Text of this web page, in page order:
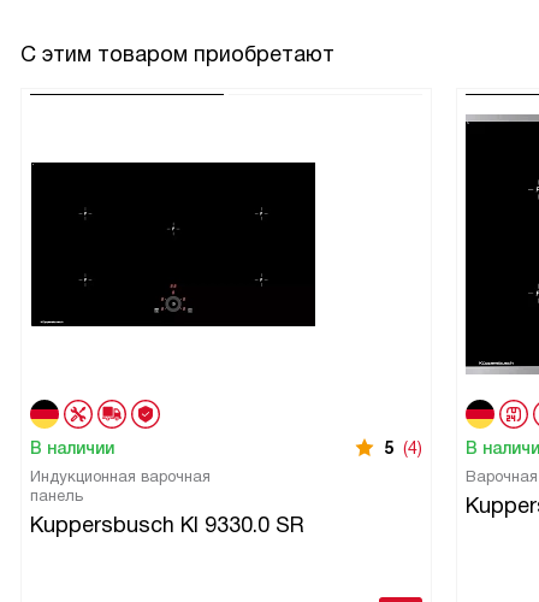
С этим товаром приобретают
В наличии 5 (4)
Индукционная варочная
панель
Kuppersbusch KI 9330.0 SR
В